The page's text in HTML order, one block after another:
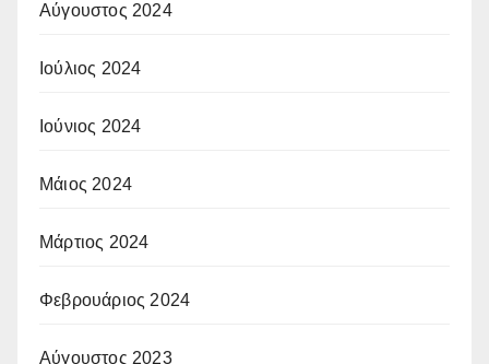
Αύγουστος 2024
Ιούλιος 2024
Ιούνιος 2024
Μάιος 2024
Μάρτιος 2024
Φεβρουάριος 2024
Αύγουστος 2023